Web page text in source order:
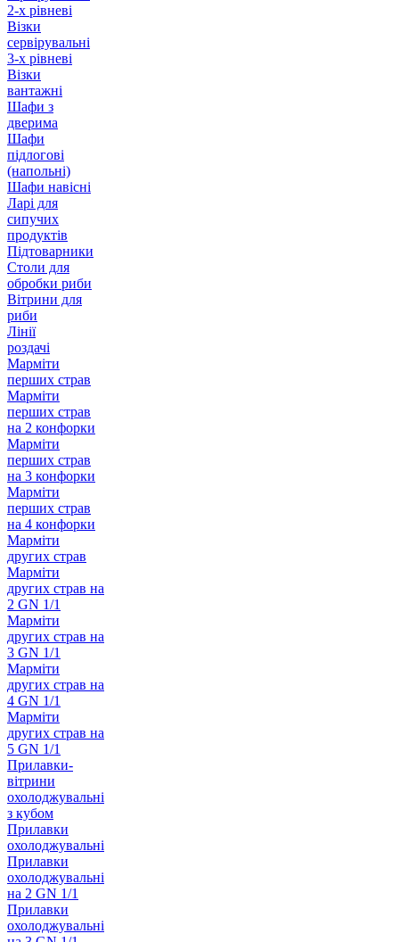
2-х рівневі
Візки
сервірувальні
3-х рівневі
Візки
вантажні
Шафи з
дверима
Шафи
підлогові
(напольні)
Шафи навісні
Ларі для
сипучих
продуктів
Підтоварники
Столи для
обробки риби
Вітрини для
риби
Лінії
роздачі
Марміти
перших страв
Марміти
перших страв
на 2 конфорки
Марміти
перших страв
на 3 конфорки
Марміти
перших страв
на 4 конфорки
Марміти
других страв
Марміти
других страв на
2 GN 1/1
Марміти
других страв на
3 GN 1/1
Марміти
других страв на
4 GN 1/1
Марміти
других страв на
5 GN 1/1
Прилавки-
вітрини
охолоджувальні
з кубом
Прилавки
охолоджувальні
Прилавки
охолоджувальні
на 2 GN 1/1
Прилавки
охолоджувальні